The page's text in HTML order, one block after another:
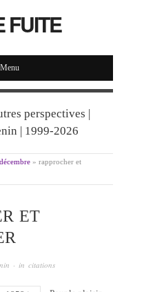
FUITE
Menu
perspectives |
| 1999-2026
décembre » rapprocher et
ET
· in citations